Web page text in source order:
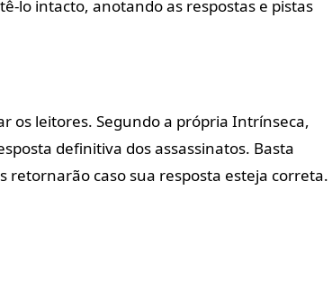
lo intacto, anotando as respostas e pistas
os leitores. Segundo a própria Intrínseca,
definitiva dos assassinatos. Basta
retornarão caso sua resposta esteja correta.